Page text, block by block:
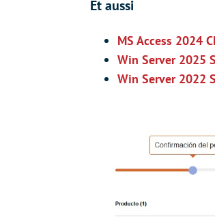
Et aussi
MS Access 2024
Win Server 2025
Win Server 2022